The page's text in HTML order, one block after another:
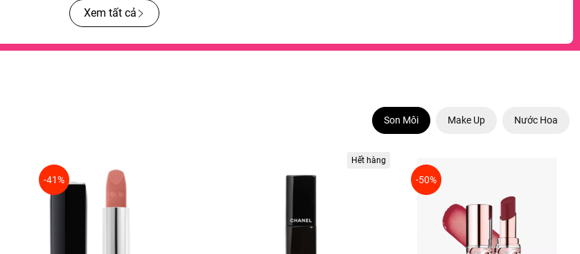
Xem tất cả
Son Môi Make Up Nước Hoa
-41%
Hết hàng
-50%